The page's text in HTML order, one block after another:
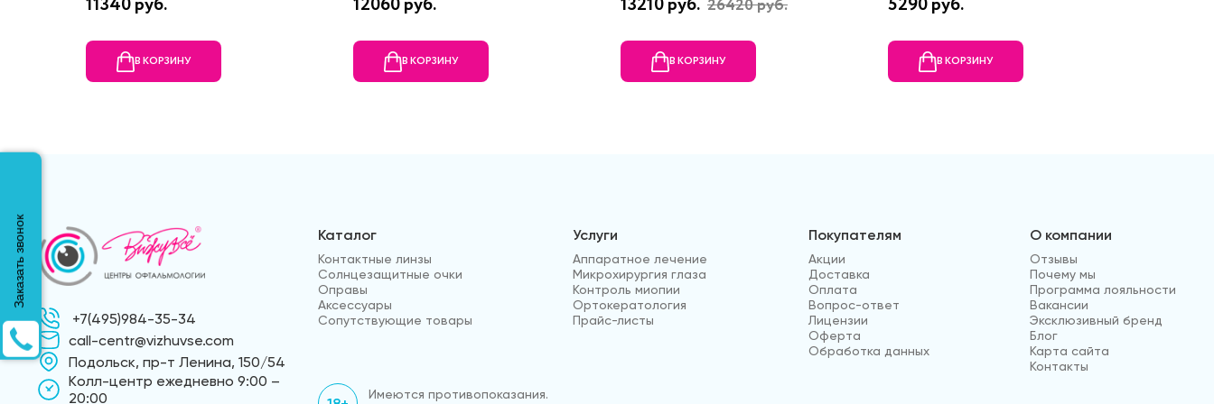
В КОРЗИНУ В КОРЗИНУ
26420 руб.
В КОРЗИНУ В КОРЗИНУ
+7(495)984-35-34
call-centr@vizhuvse.com
Подольск, пр-т Ленина, 150/54
Kолл-центр ежедневно 9:00 –
20:00
Каталог
Контактные линзы
Солнцезащитные очки
Оправы
Аксессуары
Сопутствующие товары
Услуги
Аппаратное лечение
Микрохирургия глаза
Контроль миопии
Ортокератология
Прайс-листы
Покупателям
Акции
Доставка
Оплата
Вопрос-ответ
Лицензии
Оферта
Обработка данных
О компании
Отзывы
Почему мы
Программа лояльности
Вакансии
Эксклюзивный бренд
Блог
Карта сайта
Контакты
Имеются противопоказания.
Заказать звонок